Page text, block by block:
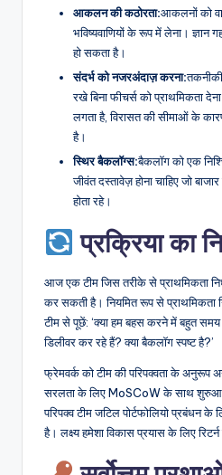
आकलन की कठोरता:आकलनों को
भविष्यवाणियों के रूप में लेना। ज्ञान
हो सकता है।
संदर्भ को नजरअंदाज़ करना:
रखे बिना फीचर्स को प्राथमिकता
लगता है, विरासत की सीमाओं के
है।
स्थिर बैकलॉग्स:बैकलॉग को एक
जीवंत दस्तावेज़ होना चाहिए जो
होता रहे।
प्रक्रिया का
आज एक टीम जिस तरीके से प्राथमिकता
कर सकती है। नियमित रूप से प्राथमिकता
टीम से पूछें: ‘क्या हम बहस करने में बहुत समय
डिलीवर कर रहे हैं? क्या बैकलॉग स्पष्ट है?’
फ्रेमवर्क को टीम की परिपक्वता के
सरलता के लिए MoSCoW के साथ
परिपक्व टीम जटिल पोर्टफोलियो प्रबंधन
है। लक्ष्य हमेशा विकास प्रयास के लिए